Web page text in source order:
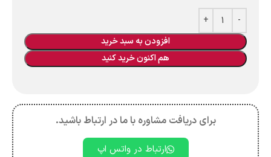
افزودن به سبد خرید
هم اکنون خرید کنید
برای دریافت مشاوره با ما در ارتباط باشید.
ارتباط در واتس اپ